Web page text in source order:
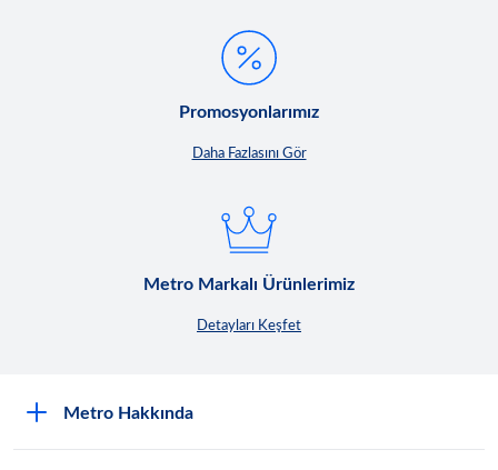
Promosyonlarımız
Daha Fazlasını Gör
Metro Markalı Ürünlerimiz
Detayları Keşfet
Metro Hakkında